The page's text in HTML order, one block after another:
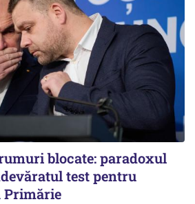
blocate: paradoxul
test pentru
Primărie